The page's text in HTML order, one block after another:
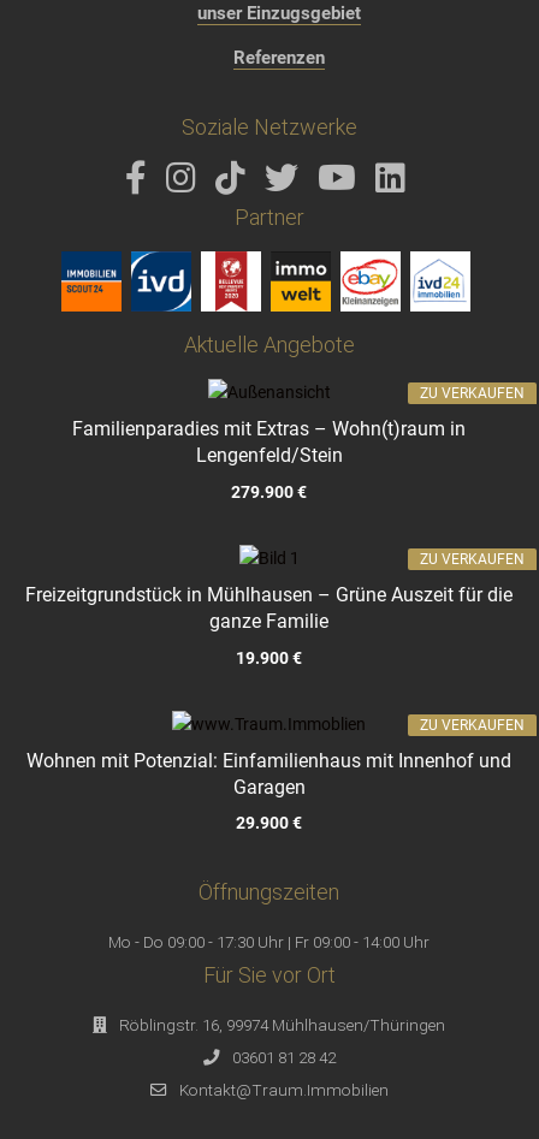
unser Einzugsgebiet
Referenzen
Soziale Netzwerke
Partner
Aktuelle Angebote
Familienparadies mit Extras – Wohn(t)raum in
Lengenfeld/Stein
279.900 €
ZU VERKAUFEN
Freizeitgrundstück in Mühlhausen – Grüne Auszeit für die
ganze Familie
19.900 €
ZU VERKAUFEN
Wohnen mit Potenzial: Einfamilienhaus mit Innenhof und
Garagen
29.900 €
ZU VERKAUFEN
Öffnungszeiten
Mo - Do 09:00 - 17:30 Uhr | Fr 09:00 - 14:00 Uhr
Für Sie vor Ort
Röblingstr. 16, 99974 Mühlhausen/Thüringen
03601 81 28 42
Kontakt@Traum.Immobilien